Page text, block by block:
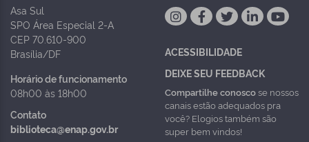
Asa Sul
SPO Área Especial 2-A
CEP 70.610-900
Brasília/DF
Horário de funcionamento
08h00 às 18h00
Contato
biblioteca@enap.gov.br
ACESSIBILIDADE
DEIXE SEU FEEDBACK
Compartilhe conoscose nossos
canais estão adequados pra
você? Elogios também são
super bem vindos!